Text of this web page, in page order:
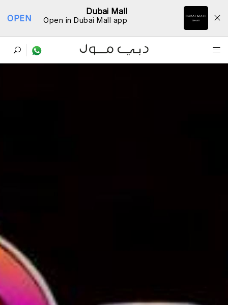
Dubai Mall
Open in Dubai Mall app
OPEN